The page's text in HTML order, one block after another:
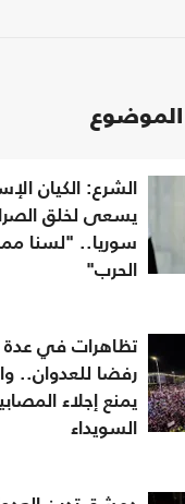
الموضوع
الشرع: الكيان
يسعى لخلق
سوريا.. "لسنا
الحرب"
تظاهرات في
رفضا للعدوان..
يمنع إجلاء
السويداء